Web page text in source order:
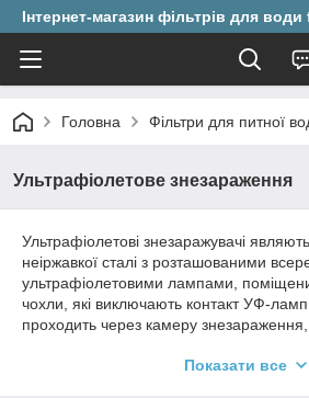
Інтернет-магазин фільтрів для
Головна Фільтри для питної
Ультрафіолетове знезараження
Ультрафіолетові знезаражувачі
неіржавкої сталі з розташованими
ультрафіолетовими лампами,
чохли, які виключають контакт УФ-
проходить через камеру
(бактерії, віруси, найпростіші тощо)
Показати все